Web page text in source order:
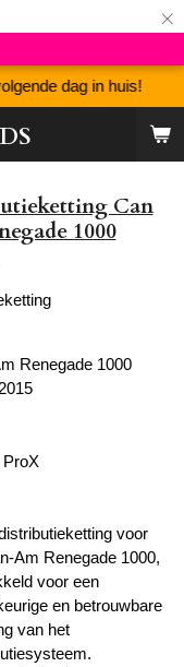
×
dag in huis!
Can
1000
Renegade 1000
voor
Am Renegade 1000,
voor een
en betrouwbare
van het